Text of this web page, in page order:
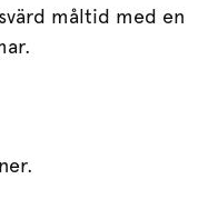
måltid med en